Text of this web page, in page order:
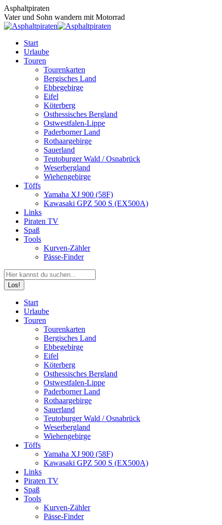
Zum
Inhalt
springen
Asphaltpiraten
Vater und Sohn wandern mit Motorrad
Start
Urlaube
Touren
Tourenkarten
Bergisches Land
Ebbegebirge
Eifel
Köterberg
Osthessisches Bergland
Ostwestfalen-Lippe
Paderborner Land
Rothaargebirge
Sauerland
Teutoburger Wald / Osnabrück
Weserbergland
Wiehengebirge
Töffs
Yamaha XJ 900 (58F)
Kawasaki GPZ 500 S (EX500A)
Links
Piraten TV
Spaß
Tools
Kurven-Zähler
Pässe-Finder
Search:
page
opens
page
opens
page
opens
Start
Urlaube
Touren
Tourenkarten
Bergisches Land
Ebbegebirge
Eifel
Köterberg
Osthessisches Bergland
Ostwestfalen-Lippe
Paderborner Land
Rothaargebirge
Sauerland
Teutoburger Wald / Osnabrück
Weserbergland
Wiehengebirge
Töffs
Yamaha XJ 900 (58F)
Kawasaki GPZ 500 S (EX500A)
Links
Piraten TV
Spaß
Tools
Kurven-Zähler
Pässe-Finder